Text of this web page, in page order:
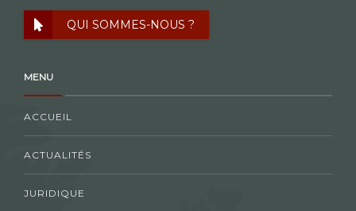
QUI SOMMES-NOUS ?
MENU
ACCUEIL
ACTUALITÉS
JURIDIQUE